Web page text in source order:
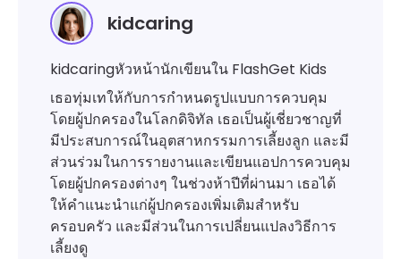
kidcaring
kidcaringหัวหน้านักเขียนใน FlashGet Kids
เธอทุ่มเทให้กับการกำหนดรูปแบบการควบคุม
โดยผู้ปกครองในโลกดิจิทัล เธอเป็นผู้เชี่ยวชาญที่
มีประสบการณ์ในอุตสาหกรรมการเลี้ยงลูก และมี
ส่วนร่วมในการรายงานและเขียนแอปการควบคุม
โดยผู้ปกครองต่างๆ ในช่วงห้าปีที่ผ่านมา เธอได้
ให้คำแนะนำแก่ผู้ปกครองเพิ่มเติมสำหรับ
ครอบครัว และมีส่วนในการเปลี่ยนแปลงวิธีการ
เลี้ยงดู